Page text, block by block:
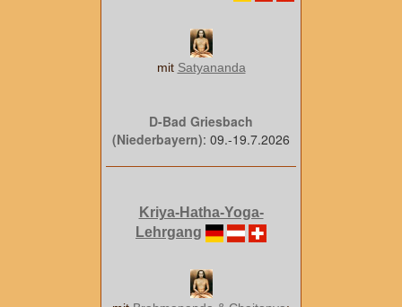
mit Satyananda
D-Bad Griesbach
(Niederbayern): 09.-19.7.2026
Kriya-Hatha-Yoga-
Lehrgang